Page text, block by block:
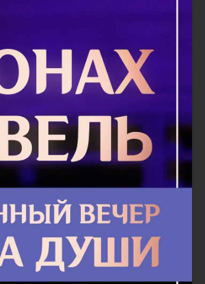
Нужно ли рассказать мужу об
измене, если прошло
несколько лет?
Должна ли жена рассказать мужу
о грехе прелюбодеяния, если
прошло уже несколько лет? Был
трудный очень период в семейной
жизни, и в течении нескольких
месяцев состояла в отношениях
с человеком, которы...